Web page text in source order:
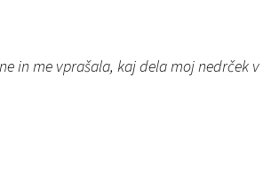
in me vprašala, kaj dela moj nedrček v